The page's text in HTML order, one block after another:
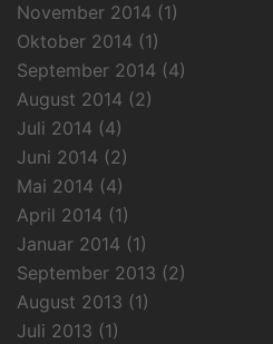
November 2014 (1)
Oktober 2014 (1)
September 2014 (4)
August 2014 (2)
Juli 2014 (4)
Juni 2014 (2)
Mai 2014 (4)
April 2014 (1)
Januar 2014 (1)
September 2013 (2)
August 2013 (1)
Juli 2013 (1)